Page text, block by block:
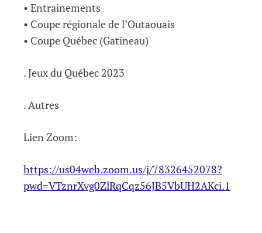
• Entrainements
• Coupe régionale de l’Outaouais
• Coupe Québec (Gatineau)
. Jeux du Québec 2023
. Autres
Lien Zoom:
https://us04web.zoom.us/j/78326452078?
pwd=VTznrXvg0ZlRqCqz56JB5VbUH2AKci.1